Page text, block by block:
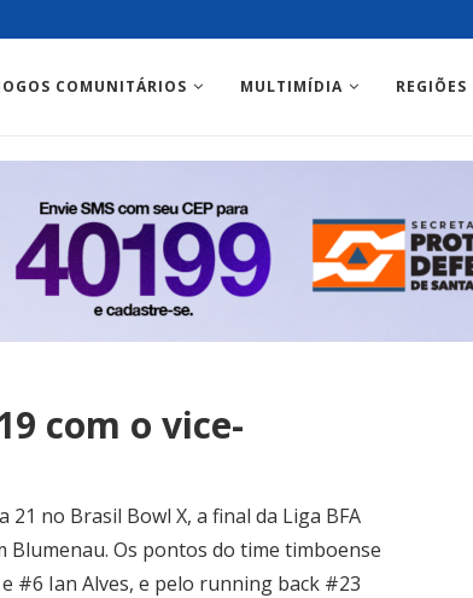
COMUNITÁRIOS MULTIMÍDIA REGIÕES
com o vice-
no Brasil Bowl X, a final da Liga BFA
Blumenau. Os pontos do time timboense
#6 Ian Alves, e pelo running back #23